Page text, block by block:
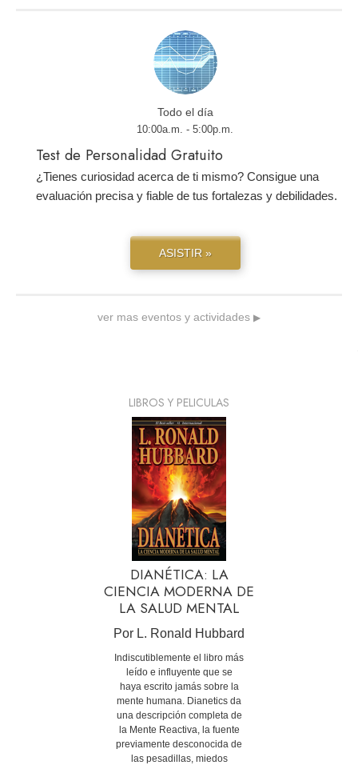
Todo el día
10:00a.m. - 5:00p.m.
Test de Personalidad Gratuito
¿Tienes curiosidad acerca de ti mismo? Consigue una
evaluación precisa y fiable de tus fortalezas y debilidades.
ASISTIR »
ver mas eventos y actividades ▶
LIBROS Y PELICULAS
DIANÉTICA: LA
CIENCIA MODERNA DE
LA SALUD MENTAL
Por L. Ronald Hubbard
Indiscutiblemente el libro más
leído e influyente que se
haya escrito jamás sobre la
mente humana. Dianetics da
una descripción completa de
la Mente Reactiva, la fuente
previamente desconocida de
las pesadillas, miedos